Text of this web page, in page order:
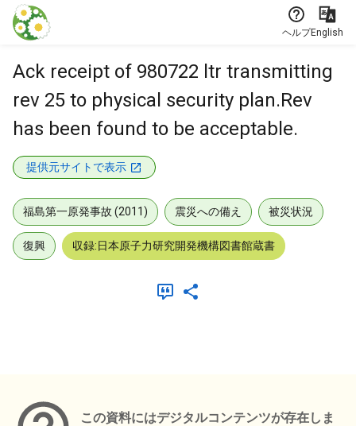
本文に飛ぶ
ヘルプEnglish
Ack receipt of 980722 ltr transmitting
rev 25 to physical security plan.Rev
has been found to be acceptable.
提供元サイトで表示
福島第一原発事故 (2011) 震災への備え 被災状況
復興 収録:日本原子力研究開発機構図書館蔵書
この資料にはデジタルコンテンツが存在しま